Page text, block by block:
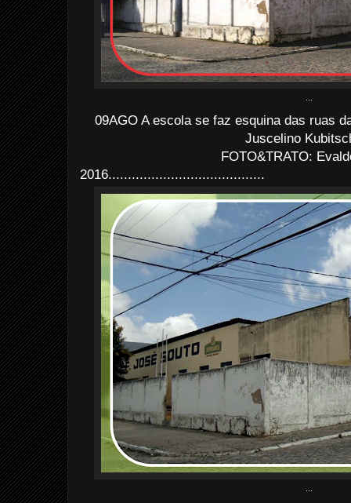
09AGO A escola se faz esquina das ruas
Juscelino
FOTO&TRATO:
2016........................................